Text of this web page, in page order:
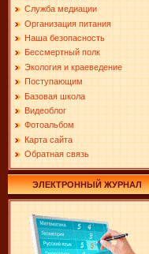
Служба медиации
Организация питания
Наша безопасность
Бессмертный полк
Экология и краеведение
Поступающим
Базовая школа
Видеоблог
Фотоальбом
Карта сайта
Обратная связь
ЭЛЕКТРОННЫЙ ЖУРНАЛ